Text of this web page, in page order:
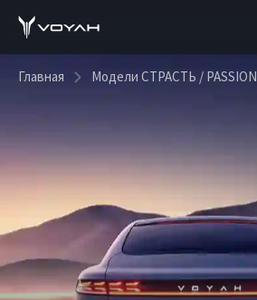
Главная Модели СТРАСТЬ / PASSION